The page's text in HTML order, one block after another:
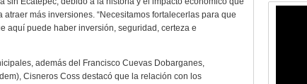
más inversiones. “Necesitamos fortalecerlas para que
aquí puede haber inversión, seguridad, certeza e
además del Francisco Cuevas Dobarganes,
Cisneros Coss destacó que la relación con los